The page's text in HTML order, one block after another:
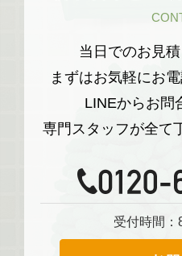
当日でのお見積
まずはお気軽にお
LINEからお問
専門スタッフが全て
受付時間：